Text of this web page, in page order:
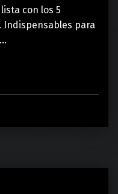
con los 5
Indispensables para